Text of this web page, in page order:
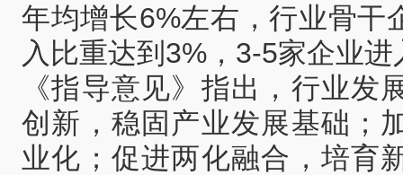
年均增长6%左右，行业骨干
入比重达到3%，3-5家企业
《指导意见》指出，行业发
创新，稳固产业发展基础；
业化；促进两化融合，培育